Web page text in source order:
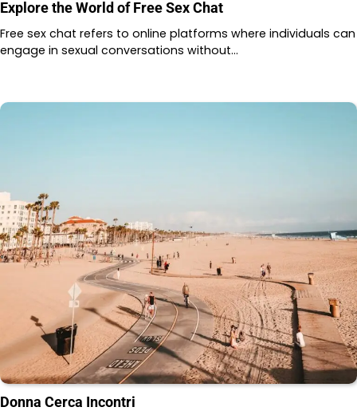
Explore the World of Free Sex Chat
Free sex chat refers to online platforms where individuals can
engage in sexual conversations without…
Donna Cerca Incontri